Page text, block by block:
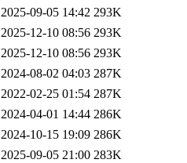
2025-09-05 14:42 293K
2025-12-10 08:56 293K
2025-12-10 08:56 293K
2024-08-02 04:03 287K
2022-02-25 01:54 287K
2024-04-01 14:44 286K
2024-10-15 19:09 286K
2025-09-05 21:00 283K